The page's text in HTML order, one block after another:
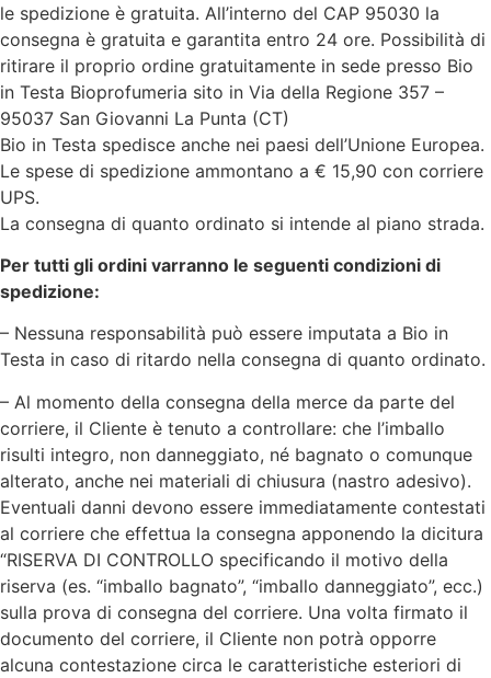
le spedizione è gratuita. All’interno del CAP 95030 la
consegna è gratuita e garantita entro 24 ore. Possibilità di
ritirare il proprio ordine gratuitamente in sede presso Bio
in Testa Bioprofumeria sito in Via della Regione 357 –
95037 San Giovanni La Punta (CT)
Bio in Testa spedisce anche nei paesi dell’Unione Europea.
Le spese di spedizione ammontano a € 15,90 con corriere
UPS.
La consegna di quanto ordinato si intende al piano strada.
Per tutti gli ordini varranno le seguenti condizioni di
spedizione:
– Nessuna responsabilità può essere imputata a Bio in
Testa in caso di ritardo nella consegna di quanto ordinato.
– Al momento della consegna della merce da parte del
corriere, il Cliente è tenuto a controllare: che l’imballo
risulti integro, non danneggiato, né bagnato o comunque
alterato, anche nei materiali di chiusura (nastro adesivo).
Eventuali danni devono essere immediatamente contestati
al corriere che effettua la consegna apponendo la dicitura
“RISERVA DI CONTROLLO specificando il motivo della
riserva (es. “imballo bagnato”, “imballo danneggiato”, ecc.)
sulla prova di consegna del corriere. Una volta firmato il
documento del corriere, il Cliente non potrà opporre
alcuna contestazione circa le caratteristiche esteriori di